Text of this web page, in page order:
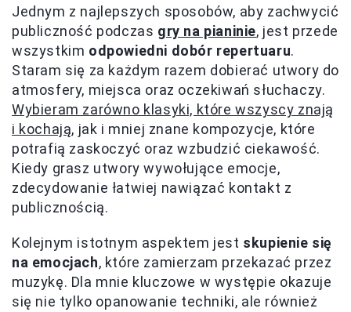
Jednym z najlepszych sposobów, aby zachwycić
publiczność podczas gry na pianinie, jest przede
wszystkim odpowiedni dobór repertuaru.
Staram się za każdym razem dobierać utwory do
atmosfery, miejsca oraz oczekiwań słuchaczy.
Wybieram zarówno klasyki, które wszyscy znają
i kochają, jak i mniej znane kompozycje, które
potrafią zaskoczyć oraz wzbudzić ciekawość.
Kiedy grasz utwory wywołujące emocje,
zdecydowanie łatwiej nawiązać kontakt z
publicznością.
Kolejnym istotnym aspektem jest skupienie się
na emocjach, które zamierzam przekazać przez
muzykę. Dla mnie kluczowe w występie okazuje
się nie tylko opanowanie techniki, ale również